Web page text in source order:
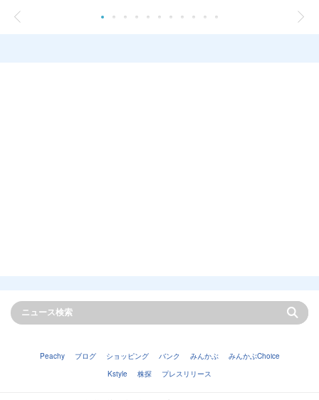
Peachy ブログ ショッピング バンク みんかぶ
みんかぶChoice
Kstyle
株探 プレスリリース